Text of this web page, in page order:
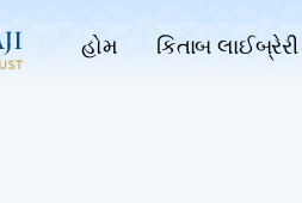
હોમ કિતાબ લાઈબ્રેરી